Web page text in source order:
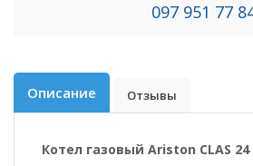
097 951 77
Описание Отзывы
Котел газовый Ariston CLAS 24